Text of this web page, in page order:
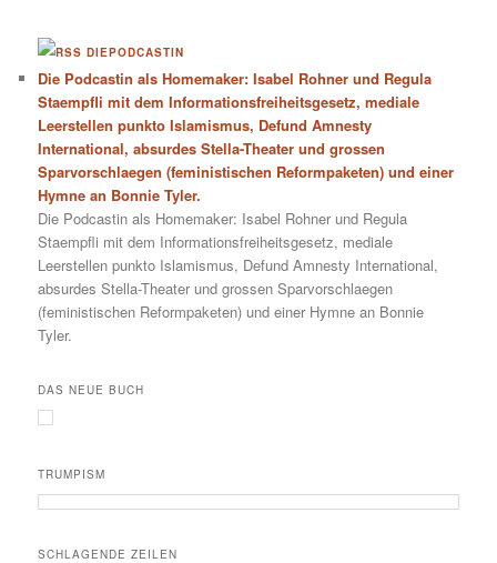
DIEPODCASTIN
Die Podcastin als Homemaker: Isabel Rohner und Regula
Staempfli mit dem Informationsfreiheitsgesetz, mediale
Leerstellen punkto Islamismus, Defund Amnesty
International, absurdes Stella-Theater und grossen
Sparvorschlaegen (feministischen Reformpaketen) und einer
Hymne an Bonnie Tyler.
Die Podcastin als Homemaker: Isabel Rohner und Regula
Staempfli mit dem Informationsfreiheitsgesetz, mediale
Leerstellen punkto Islamismus, Defund Amnesty International,
absurdes Stella-Theater und grossen Sparvorschlaegen
(feministischen Reformpaketen) und einer Hymne an Bonnie
Tyler.
DAS NEUE BUCH
TRUMPISM
SCHLAGENDE ZEILEN